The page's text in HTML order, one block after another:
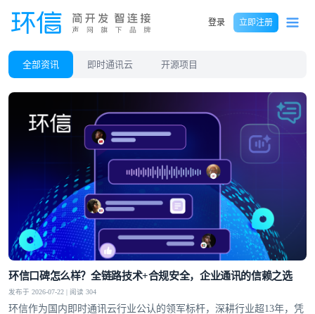
登录 立即注册
全部资讯 即时通讯云 开源项目
环信口碑怎么样？全链路技术+合规安全，企业通讯的信赖之选
发布于 2026-07-22 | 阅读 304
环信作为国内即时通讯云行业公认的领军标杆，深耕行业超13年，凭